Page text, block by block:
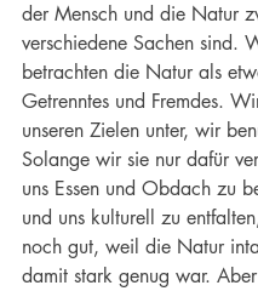
der Mensch und die Natur
verschiedene Sachen sind.
betrachten die Natur als
Getrenntes und Fremdes.
unseren Zielen unter, wir
Solange wir sie nur dafür
uns Essen und Obdach zu
und uns kulturell zu
noch gut, weil die Natur
damit stark genug war.